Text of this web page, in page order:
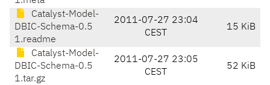
Catalyst-Model-
DBIC-Schema-0.5
1.readme
2011-07-27 23:04
CEST
15 KiB
Catalyst-Model-
DBIC-Schema-0.5
1.tar.gz
2011-07-27 23:05
CEST
52 KiB